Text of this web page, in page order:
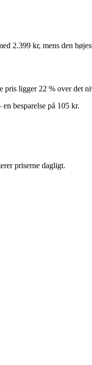
2.399 kr, mens den
pris ligger 22 % over det
besparelse på 105 kr.
priserne dagligt.